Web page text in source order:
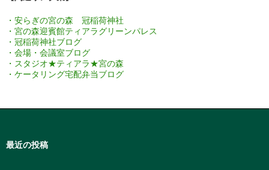
・安らぎの宮の森 冠稲荷神社
・宮の森迎賓館ティアラグリーンパレス
・冠稲荷神社ブログ
・会場・会議室ブログ
・スタジオ★ティアラ★宮の森
・ケータリング宅配弁当ブログ
最近の投稿